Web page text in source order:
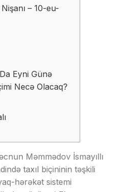
– 10-eu-
Eyni Günə
Necə Olacaq?
Məmmədov İsmayıllı
taxıl biçininin təşkili
hərəkət sistemi